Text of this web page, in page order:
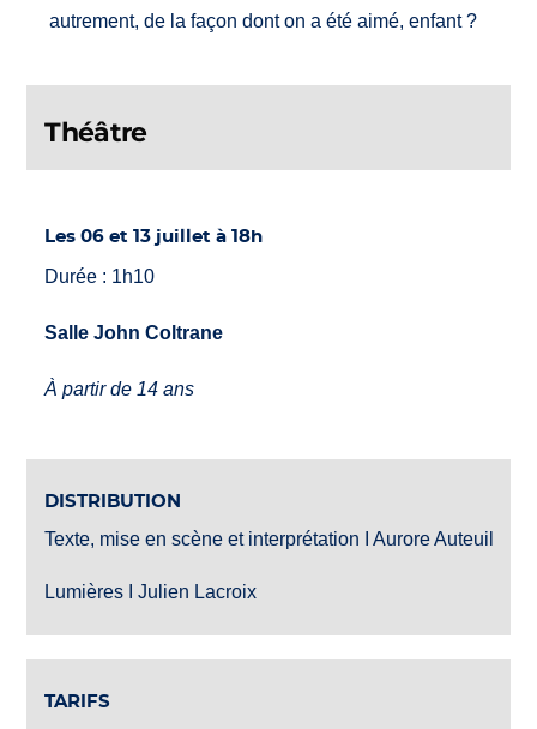
autrement, de la façon dont on a été aimé, enfant ?
Théâtre
Les 06 et 13 juillet à 18h
Durée : 1h10
Salle John Coltrane
À partir de 14 ans
DISTRIBUTION
Texte, mise en scène et interprétation I Aurore Auteuil
Lumières I Julien Lacroix
TARIFS